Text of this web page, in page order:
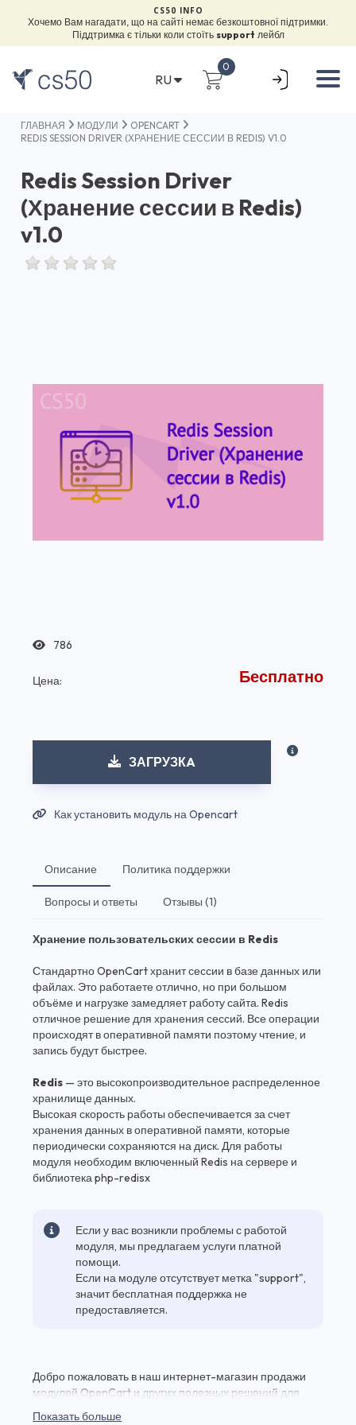
CS50 INFO
Хочемо Вам нагадати, що на сайті немає безкоштовної підтримки.
Піддтримка є тільки коли стоїть support лейбл
RU
0
ГЛАВНАЯ МОДУЛИ
OPENCART
REDIS SESSION DRIVER (ХРАНЕНИЕ СЕССИИ В REDIS) V1.0
Redis Session Driver
(Хранение сессии в Redis)
v1.0
786
Цена: Бесплатно
ЗАГРУЗКA
Как установить модуль на Opencart
Описание Политика поддержки
Вопросы и ответы Отзывы (1)
Хранение пользовательских сессии в Redis
Стандартно OpenCart хранит сессии в базе данных или
файлах. Это работаете отлично, но при большом
объёме и нагрузке замедляет работу сайта. Redis
отличное решение для хранения сессий. Все операции
происходят в оперативной памяти поэтому чтение, и
запись будут быстрее.
Redis — это высокопроизводительное распределенное
хранилище данных.
Высокая скорость работы обеспечивается за счет
хранения данных в оперативной памяти, которые
периодически сохраняются на диск. Для работы
модуля необходим включенный Redis на сервере и
библиотека php-redisx
Если у вас возникли проблемы с работой
модуля, мы предлагаем услуги платной
помощи.
Если на модуле отсутствует метка "support",
значит бесплатная поддержка не
предоставляется.
Добро пожаловать в наш интернет-магазин продажи
модулей OpenCart и других полезных решений для
Показать больше